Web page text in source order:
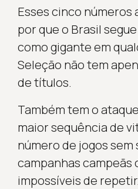
Esses cinco números
por que o Brasil
como gigante em
Seleção não tem
de títulos.
Também tem o
maior sequência de
número de jogos sem
campanhas campeãs
impossíveis de repetir.